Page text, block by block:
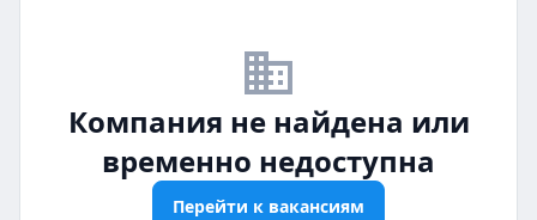
business_off
Компания не найдена или
временно недоступна
Перейти к вакансиям